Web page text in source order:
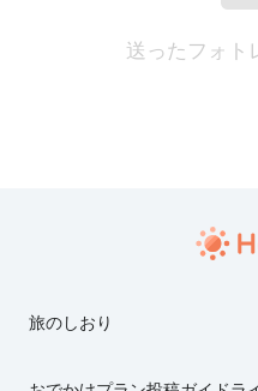
送ったフォト
旅のしおり